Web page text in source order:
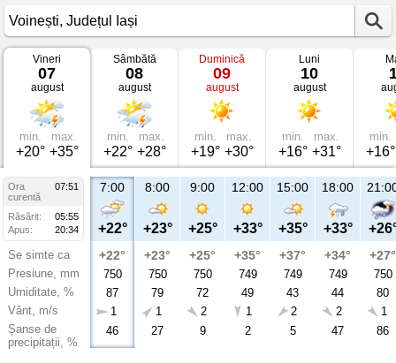
Vremea
Voinești
Județul
Iași
Vineri
07
august
min.
+20°
max.
+35°
Sâmbătă
08
august
min.
+22°
max.
+28°
Duminică
09
august
min.
+19°
max.
+30°
Luni
10
august
min.
+16°
max.
+31°
min.
+16°
Ora
07:51
curentă
Răsărit:
05:55
Apus:
20:34
Se simte ca
Presiune, mm
Umiditate, %
Vânt, m/s
Șanse de
precipitații, %
7:00
+22°
+22°
750
87
1
46
8:00
+23°
+23°
750
79
1
27
9:00
+25°
+25°
750
72
2
9
12:00
+33°
+35°
749
49
1
2
15:00
+35°
+37°
749
43
2
5
18:00
+33°
+34°
749
44
2
47
+27°
750
80
1
86